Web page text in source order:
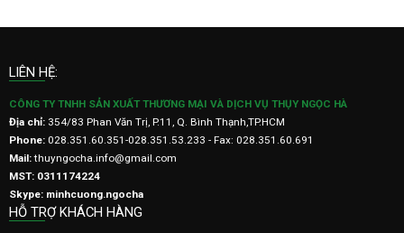
LIÊN HỆ:
CÔNG TY TNHH SẢN XUẤT THƯƠNG MẠI VÀ DỊCH VỤ THỤY NGỌC HÀ
Địa chỉ: 354/83 Phan Văn Trị, P.11, Q. Bình Thạnh,TP.HCM
Phone: 028.351.60.351-028.351.53.233 - Fax: 028.351.60.691
Mail:thuyngocha.info@gmail.com
MST: 0311174224
Skype: minhcuong.ngocha
HỖ TRỢ KHÁCH HÀNG